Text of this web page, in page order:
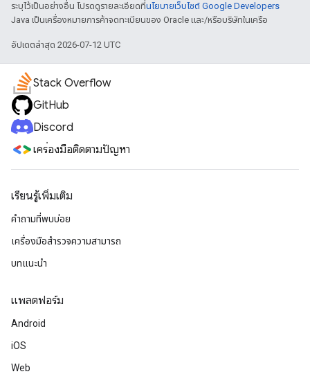
ระบุไว้เป็นอย่างอื่น โปรดดูรายละเอียดที่นโยบายเว็บไซต์ Google Developers
Java เป็นเครื่องหมายการค้าจดทะเบียนของ Oracle และ/หรือบริษัทในเครือ
อัปเดตล่าสุด 2026-07-12 UTC
Stack Overflow
GitHub
Discord
เครื่องมือติดตามปัญหา
เรียนรู้เพิ่มเติม
คำถามที่พบบ่อย
เครื่องมือสำรวจความสามารถ
บทแนะนำ
แพลตฟอร์ม
Android
iOS
Web